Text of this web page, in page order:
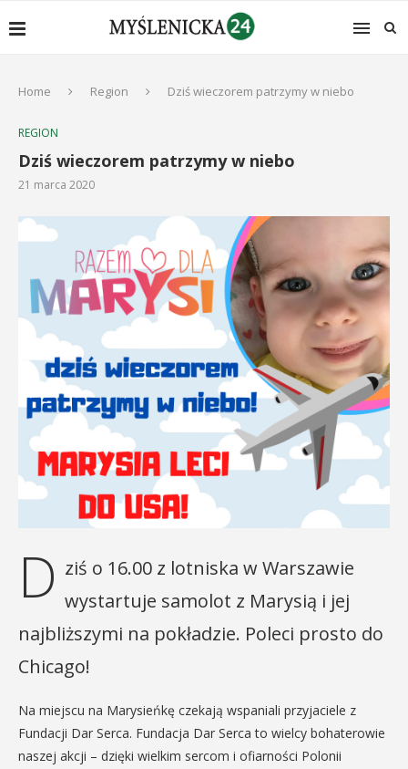
Home Region Dziś wieczorem patrzymy w niebo
REGION
Dziś wieczorem patrzymy w niebo
21 marca 2020
D ziś o 16.00 z lotniska w Warszawie
wystartuje samolot z Marysią i jej
najbliższymi na pokładzie. Poleci prosto do
Chicago!
Na miejscu na Marysieńkę czekają wspaniali przyjaciele z
Fundacji Dar Serca. Fundacja Dar Serca to wielcy bohaterowie
naszej akcji – dzięki wielkim sercom i ofiarności Polonii